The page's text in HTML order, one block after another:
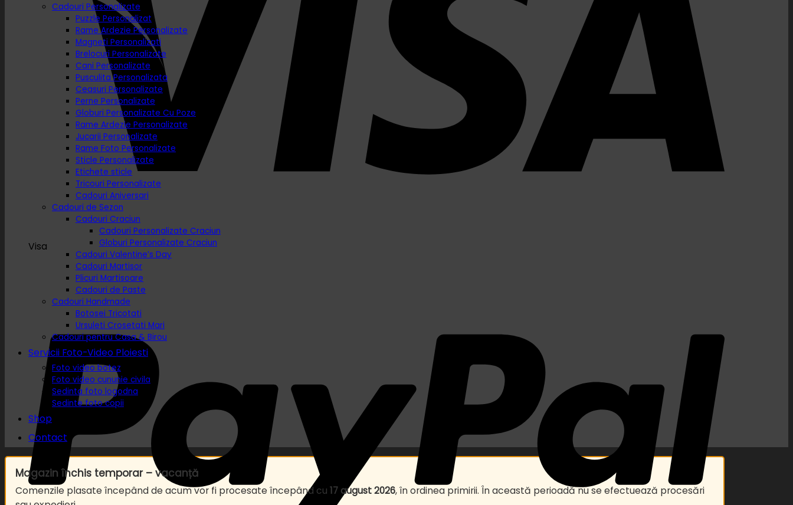
Visa
Cadouri Personalizate
Puzzle Personalizat
Rame Ardezie Personalizate
Magneti Personalizati
Brelocuri Personalizate
Cani Personalizate
Pusculita Personalizata
Ceasuri Personalizate
Perne Personalizate
Globuri Personalizate Cu Poze
Rame Ardezie Personalizate
Jucarii Personalizate
Rame Foto Personalizate
Sticle Personalizate
Etichete sticle
Tricouri Personalizate
Cadouri Aniversari
Cadouri de Sezon
Cadouri Craciun
Cadouri Personalizate Craciun
Globuri Personalizate Craciun
Cadouri Valentine’s Day
Cadouri Martisor
Plicuri Martisoare
Cadouri de Paste
Cadouri Handmade
Botosei Tricotati
Ursuleti Crosetati Mari
Cadouri pentru Casa & Birou
Servicii Foto-Video Ploiesti
Foto video botez
Foto video cununie civila
Sedinta foto logodna
Sedinte foto copii
Shop
Contact
Magazin închis temporar – vacanță
Comenzile plasate începând de acum vor fi procesate începând cu 17 august 2026, în ordinea primirii. În această perioadă nu se efectuează procesări